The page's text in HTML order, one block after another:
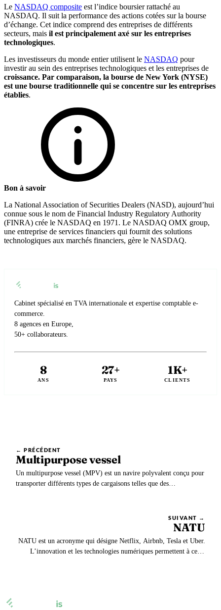
Le NASDAQ composite est l’indice boursier rattaché au
NASDAQ. Il suit la performance des actions cotées sur la bourse
d’échange. Cet indice comprend des entreprises de différents
secteurs, mais il est principalement axé sur les entreprises
technologiques.
Les investisseurs du monde entier utilisent le NASDAQ pour
investir au sein des entreprises technologiques et les entreprises de
croissance. Par comparaison, la bourse de New York (NYSE)
est une bourse traditionnelle qui se concentre sur les entreprises
établies.
Bon à savoir
La National Association of Securities Dealers (NASD), aujourd’hui
connue sous le nom de Financial Industry Regulatory Authority
(FINRA) crée le NASDAQ en 1971. Le NASDAQ OMX group,
une entreprise de services financiers qui fournit des solutions
technologiques aux marchés financiers, gère le NASDAQ.
Cabinet spécialisé en TVA internationale et expertise comptable e-
commerce.
8 agences en Europe,
50+ collaborateurs.
8
ANS
27+
PAYS
1K+
CLIENTS
← PRÉCÉDENT
Multipurpose vessel
Un multipurpose vessel (MPV) est un navire polyvalent conçu pour
transporter différents types de cargaisons telles que des
SUIVANT →
NATU
NATU est un acronyme qui désigne Netflix, Airbnb, Tesla et Uber.
L’innovation et les technologies numériques permettent à ces 4